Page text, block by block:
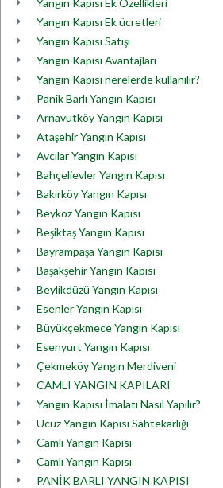
Yangın Kapısı Ek Özellikleri
Yangın Kapısı Ek ücretleri
Yangın Kapısı Satışı
Yangın Kapısı Avantajları
Yangın Kapısı nerelerde kullanılır?
Panik Barlı Yangın Kapısı
Arnavutköy Yangın Kapısı
Ataşehir Yangın Kapısı
Avcılar Yangın Kapısı
Bahçelievler Yangın Kapısı
Bakırköy Yangın Kapısı
Beykoz Yangın Kapısı
Beşiktaş Yangın Kapısı
Bayrampaşa Yangın Kapısı
Başakşehir Yangın Kapısı
Beylikdüzü Yangın Kapısı
Esenler Yangın Kapısı
Büyükçekmece Yangın Kapısı
Esenyurt Yangın Kapısı
Çekmeköy Yangın Merdiveni
CAMLI YANGIN KAPILARI
Yangın Kapısı İmalatı Nasıl Yapılır?
Ucuz Yangın Kapısı Sahtekarlığı
Camlı Yangın Kapısı
Camlı Yangın Kapısı
PANİK BARLI YANGIN KAPISI